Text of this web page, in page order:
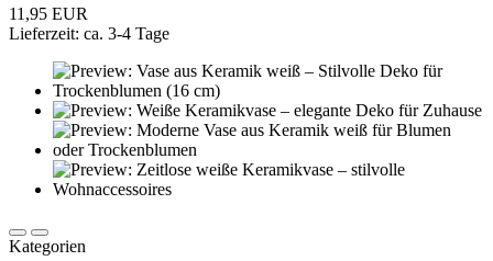
11,95 EUR
Lieferzeit: ca. 3-4 Tage
Kategorien